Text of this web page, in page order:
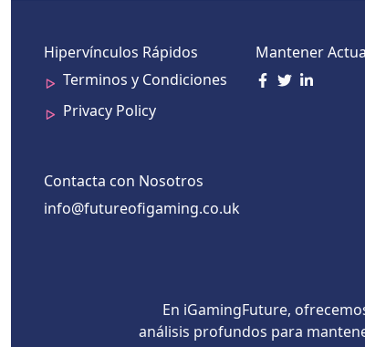
Hipervínculos Rápidos
Terminos y Condiciones
Privacy Policy
Mantener
Contacta con Nosotros
info@futureofigaming.co.uk
En iGamingFuture,
análisis profundos para